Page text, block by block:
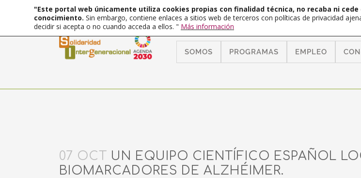
SOMOS PROGRAMAS EMPLEO
07 OCT
UN EQUIPO CIENTÍFICO ESPAÑOL
BIOMARCADORES DE ALZHÉIMER.
"Este portal web únicamente utiliza cookies propias con finalidad técnica, no recaba ni
conocimiento. Sin embargo, contiene enlaces a sitios web de terceros con políticas de privacidad
decidir si acepta o no cuando acceda a ellos. " Más información